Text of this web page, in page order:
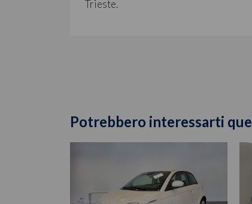
Trieste.
Potrebbero interessarti